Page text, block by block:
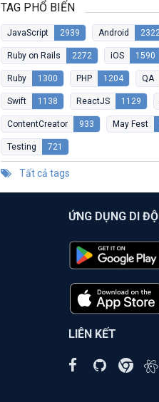
TAG PHỔ BIẾN
JavaScript 2939 Android
Ruby on Rails 2272 iOS 1590
Ruby 1300 PHP 1204 QA
Swift 1138 ReactJS 1129
ContentCreator 933 May Fest
Testing 721
Tất cả tags
ỨNG DỤNG DI
LIÊN KẾT